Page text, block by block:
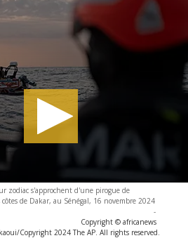
zodiac s'approchent d'une pirogue de
de Dakar, au Sénégal, 16 novembre 2024
-
Copyright © africanews
Copyright 2024 The AP. All rights reserved.